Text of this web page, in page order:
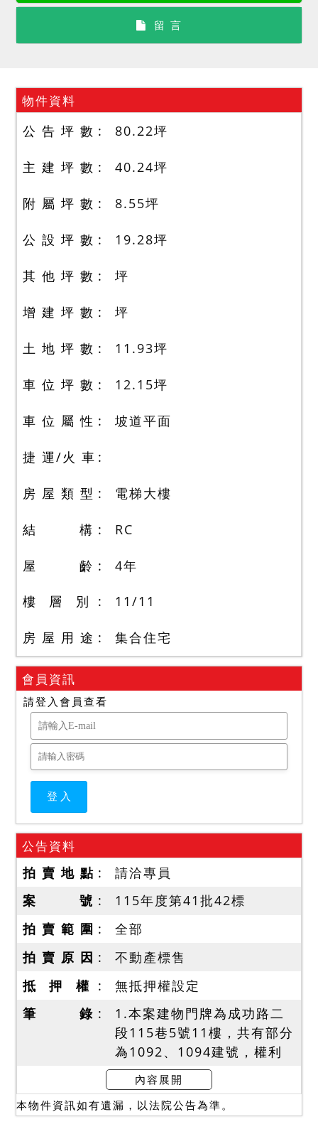
留 言
物件資料
公 告 坪 數 80.22坪
主 建 坪 數 40.24坪
附 屬 坪 數 8.55坪
公 設 坪 數 19.28坪
其 他 坪 數 坪
增 建 坪 數 坪
土 地 坪 數 11.93坪
車 位 坪 數 12.15坪
車 位 屬 性 坡道平面
捷 運/火 車
房 屋 類 型 電梯大樓
結 構 RC
屋 齡 4年
樓 層 別 11 /11
房 屋 用 途 集合住宅
會員資訊
請登入會員查看
公告資料
拍 賣 地 點
請洽專員
案 號
115年度第41批42標
拍 賣 範 圍
全部
拍 賣 原 因
不動產標售
抵 押 權
無抵押權設定
筆 錄
1.本案建物門牌為成功路二
段115巷5號11樓，共有部分
為1092、1094建號，權利
範圍依序為4895/100000、
1921/100000(含停車位編
號地下一層59號)，依登記面
內容展開
本物件資訊如有遺漏，以法院公告為準。